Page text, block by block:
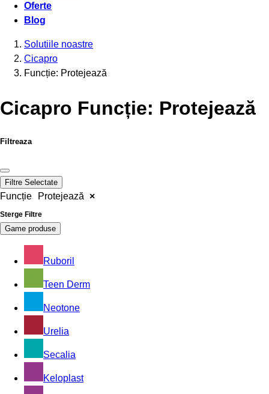
Oferte
Blog
Solutiile noastre
Cicapro
Funcție: Protejează
Cicapro Funcție: Protejează
Filtreaza
Filtre Selectate
Funcție Protejează ×
Sterge Filtre
Game produse
Ruboril
Teen Derm
Neotone
Urelia
Secalia
Keloplast